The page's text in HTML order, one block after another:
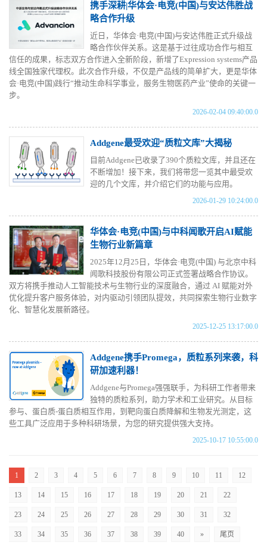
携手深耕|华体会·电竞(中国)与安达伟胜战
略合作升级
近日，华体会·电竞(中国)与安达伟胜正式升级战
略合作伙伴关系。这是基于过往成功合作与相互
信任的成果，标志双方合作进入全新阶段，新增了Expression systems产品
线全国独家代理权。此次合作升级，不仅是产品线的简单扩大，更是华体
会·电竞(中国)践行“推动生命科学事业，服务生物医药产业”使命的关键一
步。
2026-02-04 09:40:00.0
Addgene最受欢迎“质粒文库”大揭秘
目前Addgene已收录了390个质粒文库，并且还在
不断增加！接下来，我们将带您一览其中最受欢
迎的几个文库，并介绍它们的功能与应用。
2026-01-29 10:24:00.0
华体会·电竞(中国)与中科闻歌开启AI赋能
生物行业新篇章
2025年12月25日，华体会·电竞(中国) 与北京中科
闻歌科技股份有限公司正式签署战略合作协议。
双方将携手推动人工智能技术与生物行业的深度融合，通过 AI 赋能对外
优化提升客户服务体验，对内驱动引领团队提效，共同探索生物行业数字
化、智慧化发展新路径。
2025-12-25 13:17:00.0
Addgene携手Promega，质粒系列来袭，科
研加速利器！
Addgene与Promega强强联手，为科研工作者带来
独特的质粒系列，助力学术和工业研究。从目标
参与、蛋白质-蛋白质相互作用，到靶向蛋白质降解和生物发光测定，这
些工具广泛应用于多种科研场景，为您的研究提供强大支持。
2025-10-17 10:55:00.0
1 2 3 4 5 6 7 8 9 10 11 12
13 14 15 16 17 18 19 20 21 22
23 24 25 26 27 28 29 30 31 32
33 34 35 36 37 38 39 40 » 尾页